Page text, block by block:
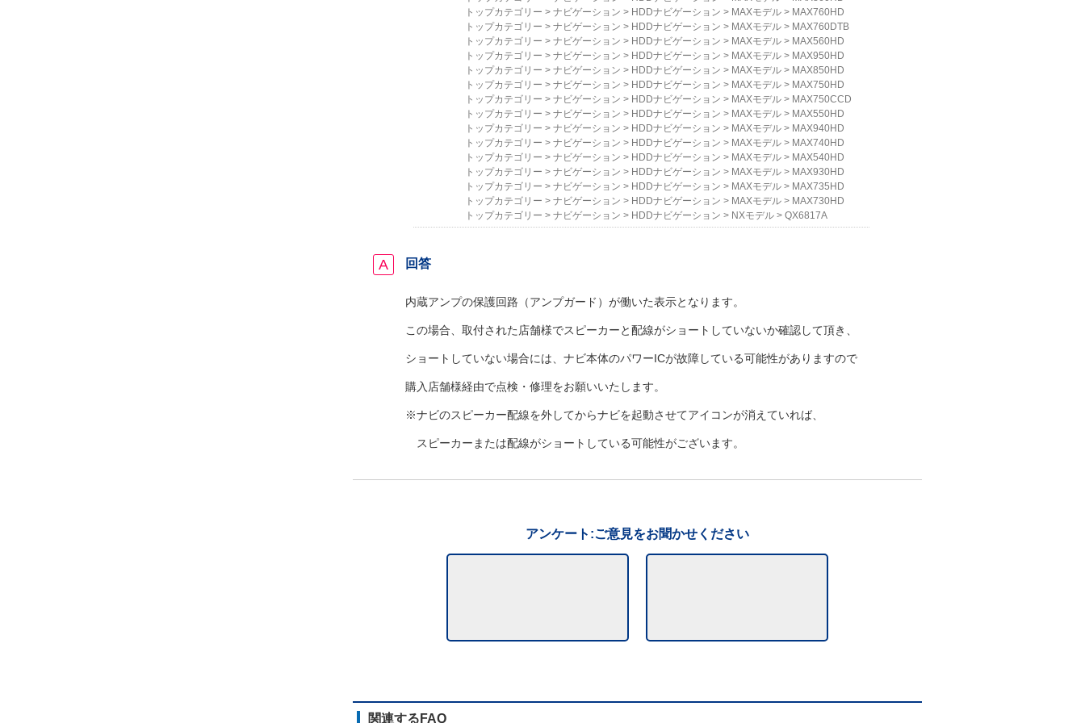
トップカテゴリー > ナビゲーション > HDDナビゲーション > MAXモデル > MAX760HD
トップカテゴリー > ナビゲーション > HDDナビゲーション > MAXモデル > MAX760DTB
トップカテゴリー > ナビゲーション > HDDナビゲーション > MAXモデル > MAX560HD
トップカテゴリー > ナビゲーション > HDDナビゲーション > MAXモデル > MAX950HD
トップカテゴリー > ナビゲーション > HDDナビゲーション > MAXモデル > MAX850HD
トップカテゴリー > ナビゲーション > HDDナビゲーション > MAXモデル > MAX750HD
トップカテゴリー > ナビゲーション > HDDナビゲーション > MAXモデル > MAX750CCD
トップカテゴリー > ナビゲーション > HDDナビゲーション > MAXモデル > MAX550HD
トップカテゴリー > ナビゲーション > HDDナビゲーション > MAXモデル > MAX940HD
トップカテゴリー > ナビゲーション > HDDナビゲーション > MAXモデル > MAX740HD
トップカテゴリー > ナビゲーション > HDDナビゲーション > MAXモデル > MAX540HD
トップカテゴリー > ナビゲーション > HDDナビゲーション > MAXモデル > MAX930HD
トップカテゴリー > ナビゲーション > HDDナビゲーション > MAXモデル > MAX735HD
トップカテゴリー > ナビゲーション > HDDナビゲーション > MAXモデル > MAX730HD
トップカテゴリー > ナビゲーション > HDDナビゲーション > NXモデル > QX6817A
回答
内蔵アンプの保護回路（アンプガード）が働いた表示となります。
この場合、取付された店舗様でスピーカーと配線がショートしていないか確認して頂き、
ショートしていない場合には、ナビ本体のパワーICが故障している可能性がありますので
購入店舗様経由で点検・修理をお願いいたします。
※ナビのスピーカー配線を外してからナビを起動させてアイコンが消えていれば、
スピーカーまたは配線がショートしている可能性がございます。
アンケート:ご意見をお聞かせください
関連するFAQ